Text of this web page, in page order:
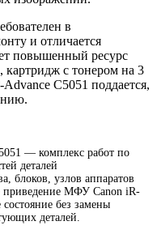
в
и отличается
повышенный ресурс
картридж с тонером на 3
C5051 поддается,
— комплекс работ по
деталей
блоков, узлов аппаратов
приведение МФУ Canon iR-
без замены
деталей.